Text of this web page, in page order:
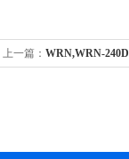
上一篇： WRN,WRN-